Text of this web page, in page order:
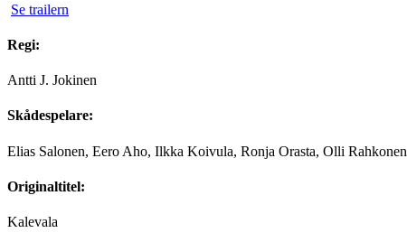
Se trailern
Regi:
Antti J. Jokinen
Skådespelare:
Elias Salonen, Eero Aho, Ilkka Koivula, Ronja Orasta, Olli Rahkonen
Originaltitel:
Kalevala